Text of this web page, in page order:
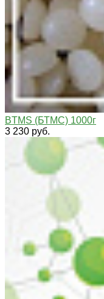
BTMS (БТМС) 1000г
3 230 руб.